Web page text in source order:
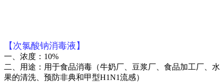
【次氯酸钠消毒液】
一、浓度：10%
二、用途：用于食品消毒（牛奶厂、豆浆厂、食品加工厂、水
果的清洗、预防非典和甲型H1N1流感）